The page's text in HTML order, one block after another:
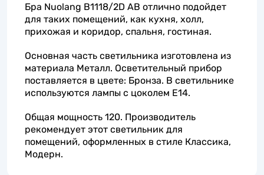
Бра Nuolang B1118/2D AB отлично подойдет
для таких помещений, как кухня, холл,
прихожая и коридор, спальня, гостиная.
Основная часть светильника изготовлена из
материала Металл. Осветительный прибор
поставляется в цвете: Бронза. В светильнике
используются лампы с цоколем E14.
Общая мощность 120. Производитель
рекомендует этот светильник для
помещений, оформленных в стиле Классика,
Модерн.